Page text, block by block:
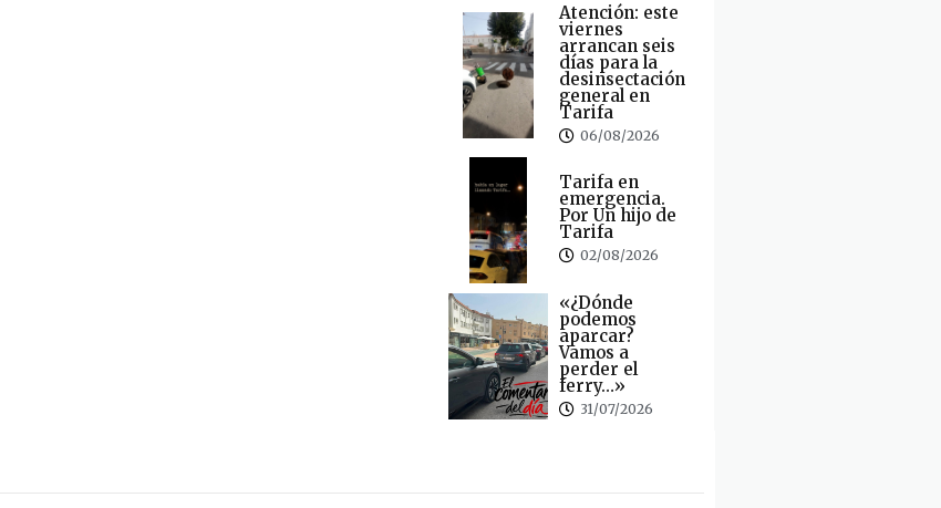
Atención: este
viernes
arrancan seis
días para la
desinsectación
general en
Tarifa
06/08/2026
Tarifa en
emergencia.
Por Un hijo de
Tarifa
02/08/2026
«¿Dónde
podemos
aparcar?
Vamos a
perder el
ferry…»
31/07/2026